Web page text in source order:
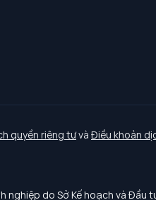
quyền riêng tưvà Điều khoản
do Sở Kế hoạch và Đầu